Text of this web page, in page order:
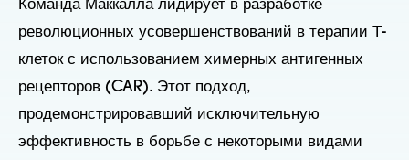
Команда Маккалла лидирует в разработке
революционных усовершенствований в терапии Т-
клеток с использованием химерных антигенных
рецепторов (CAR). Этот подход,
продемонстрировавший исключительную
эффективность в борьбе с некоторыми видами